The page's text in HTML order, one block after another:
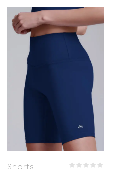
Shorts